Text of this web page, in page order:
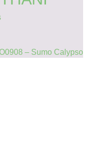
– Sumo Calypso